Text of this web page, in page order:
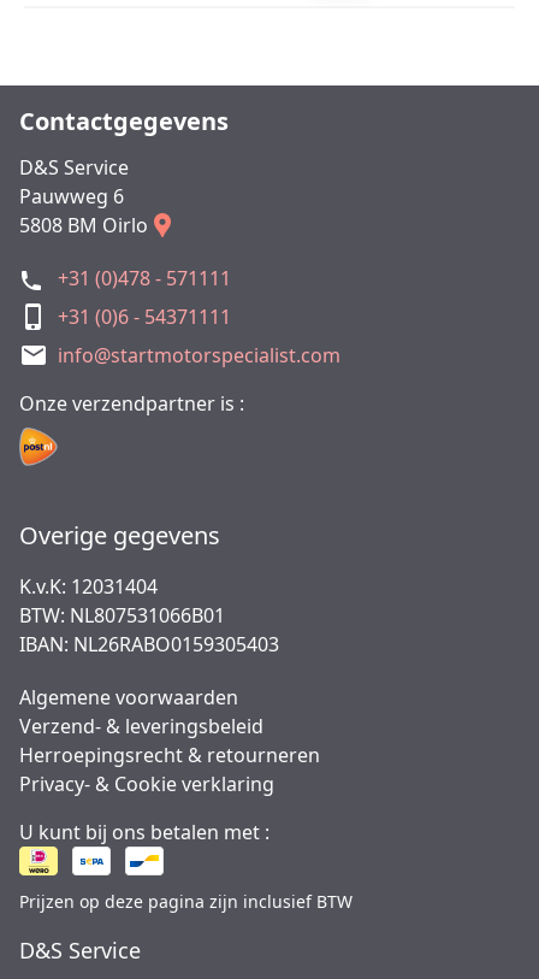
Contactgegevens
D&S Service
Pauwweg 6
5808 BM Oirlo
+31 (0)478 - 571111
+31 (0)6 - 54371111
info@startmotorspecialist.com
Onze verzendpartner is :
Overige gegevens
K.v.K: 12031404
BTW: NL807531066B01
IBAN: NL26RABO0159305403
Algemene voorwaarden
Verzend- & leveringsbeleid
Herroepingsrecht & retourneren
Privacy- & Cookie verklaring
U kunt bij ons betalen met :
Prijzen op deze pagina zijn inclusief BTW
D&S Service